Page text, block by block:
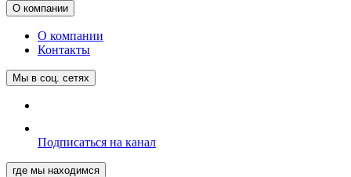
О компании
О компании
Контакты
Мы в соц. сетях
Подписаться на канал
где мы находимся